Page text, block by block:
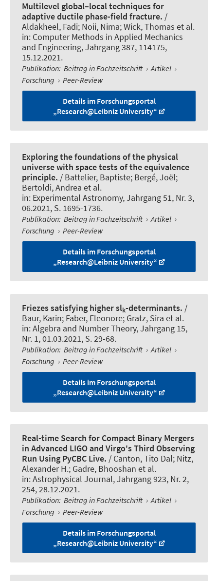
Multilevel global–local techniques for
adaptive ductile phase-field fracture. /
Aldakheel, Fadi; Noii, Nima; Wick, Thomas et al.
in: Computer Methods in Applied Mechanics
and Engineering, Jahrgang 387, 114175,
15.12.2021.
Publikation: Beitrag in Fachzeitschrift › Artikel ›
Forschung › Peer-Review
Details im Forschungsportal
„Research@Leibniz University“
Exploring the foundations of the physical
universe with space tests of the equivalence
principle. / Battelier, Baptiste; Bergé, Joël;
Bertoldi, Andrea et al.
in: Experimental Astronomy, Jahrgang 51, Nr. 3,
06.2021, S. 1695-1736.
Publikation: Beitrag in Fachzeitschrift › Artikel ›
Forschung › Peer-Review
Details im Forschungsportal
„Research@Leibniz University“
Friezes satisfying higher slk-determinants. /
Baur, Karin; Faber, Eleonore; Gratz, Sira et al.
in:Algebra and Number Theory, Jahrgang 15,
Nr. 1, 01.03.2021, S. 29-68.
Publikation: Beitrag in Fachzeitschrift › Artikel ›
Forschung › Peer-Review
Details im Forschungsportal
„Research@Leibniz University“
Real-time Search for Compact Binary Mergers
in Advanced LIGO and Virgo's Third Observing
Run Using PyCBC Live. / Canton, Tito Dal; Nitz,
Alexander H.; Gadre, Bhooshan et al.
in:Astrophysical Journal, Jahrgang 923, Nr. 2,
254, 28.12.2021.
Publikation: Beitrag in Fachzeitschrift › Artikel ›
Forschung › Peer-Review
Details im Forschungsportal
„Research@Leibniz University“